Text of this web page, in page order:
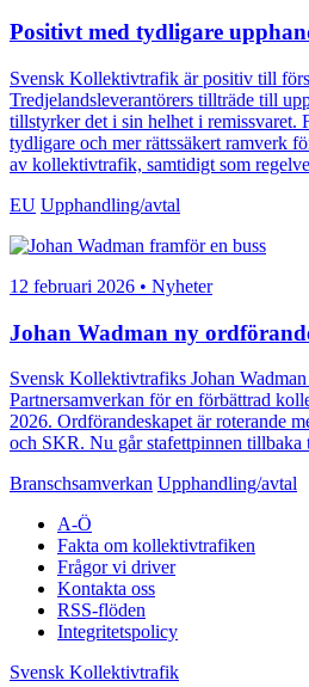
Positivt med tydligare
Svensk Kollektivtrafik är positiv till
Tredjelandsleverantörers tillträde till
tillstyrker det i sin helhet i remissvaret.
tydligare och mer rättssäkert ramverk
av kollektivtrafik, samtidigt som
EU Upphandling/avtal
12 februari 2026 • Nyheter
Johan Wadman ny
Svensk Kollektivtrafiks Johan
Partnersamverkan för en förbättrad
2026. Ordförandeskapet är roterande
och SKR. Nu går stafettpinnen
Branschsamverkan Upphandling/avtal
A-Ö
Fakta om kollektivtrafiken
Frågor vi driver
Kontakta oss
RSS-flöden
Integritetspolicy
Svensk Kollektivtrafik